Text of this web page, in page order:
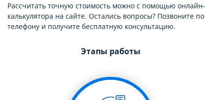
Рассчитать точную стоимость можно с помощью онлайн-
калькулятора на сайте. Остались вопросы? Позвоните по
телефону и получите бесплатную консультацию.
Этапы работы